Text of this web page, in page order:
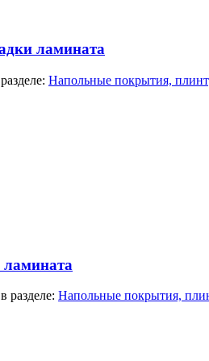
ламината
Напольные покрытия,
ламината
разделе: Напольные покрытия,